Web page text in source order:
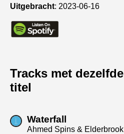
Uitgebracht: 2023-06-16
Tracks met dezelfde
titel
Waterfall
Ahmed Spins & Elderbrook